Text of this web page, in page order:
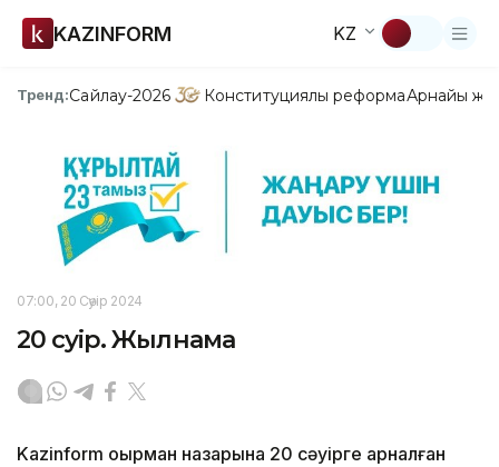
KAZINFORM KZ
Тренд:Сайлау-2026 Конституциялық реформаАрнайы
07:00, 20 Сәуір 2024
20 сәуір. Жылнама
Kazinform оқырман назарына 20 сәуірге арналған